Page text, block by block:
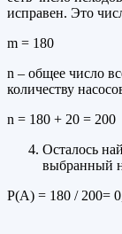
исправен. Это
m = 180
n – общее число
количеству
n = 180 + 20 = 200
Осталось
выбранный
Р(А) = 180 / 200=